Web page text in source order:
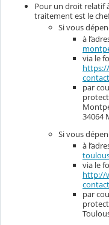
Pour un droit relatif
traitement est le
Si vous
à
via le
par
34064
Si vous
à
via le
http://
par